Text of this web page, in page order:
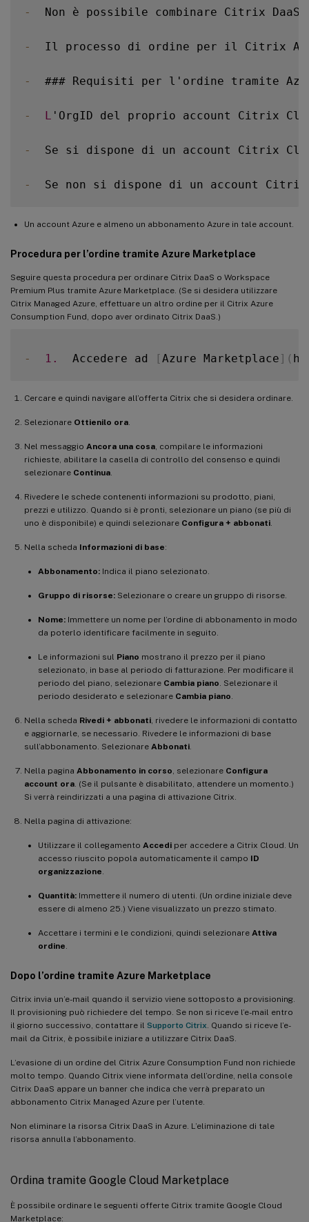
-
Non è possibile combinare Citrix
-
Il processo di ordine per il Citrix
-
### Requisiti per l'ordine tramite
- L 'OrgID del proprio account Citrix
-
Se si dispone di un account Citrix
-
Se non si dispone di un account
Un account Azure e almeno un abbonamento Azure in tale account.
Procedura per l’ordine tramite Azure Marketplace
Seguire questa procedura per ordinare Citrix DaaS o Workspace
Premium Plus tramite Azure Marketplace. (Se si desidera utilizzare
Citrix Managed Azure, effettuare un altro ordine per il Citrix Azure
Consumption Fund, dopo aver ordinato Citrix DaaS.)
- 1.
  Accedere ad
[Azure Marketplace ] (
Cercare e quindi navigare all’offerta Citrix che si desidera ordinare.
Selezionare Ottienilo ora
Nel messaggio Ancora una cosa , compilare le informazioni
richieste, abilitare la casella di controllo del consenso e quindi
selezionare Continua
Rivedere le schede contenenti informazioni su prodotto, piani,
prezzi e utilizzo. Quando si è pronti, selezionare un piano (se più di
uno è disponibile) e quindi selezionare Configura + abbonati
Nella scheda Informazioni di base:
Abbonamento: Indica il piano selezionato.
Gruppo di risorse: Selezionare o creare un gruppo di risorse.
Nome: Immettere un nome per l’ordine di abbonamento in modo
da poterlo identificare facilmente in seguito.
Le informazioni sul Piano mostrano il prezzo per il piano
selezionato, in base al periodo di fatturazione. Per modificare il
periodo del piano, selezionare Cambia piano . Selezionare il
periodo desiderato e selezionare Cambia piano
Nella scheda Rivedi + abbonati , rivedere le informazioni di contatto
e aggiornarle, se necessario. Rivedere le informazioni di base
sull’abbonamento. Selezionare Abbonati
Nella pagina Abbonamento in corso , selezionare Configura
account ora . (Se il pulsante è disabilitato, attendere un momento.)
Si verrà reindirizzati a una pagina di attivazione Citrix.
Nella pagina di attivazione:
Utilizzare il collegamento Accedi per accedere a Citrix Cloud. Un
accesso riuscito popola automaticamente il campo ID
organizzazione
Quantità: Immettere il numero di utenti. (Un ordine iniziale deve
essere di almeno 25.) Viene visualizzato un prezzo stimato.
Accettare i termini e le condizioni, quindi selezionare Attiva
ordine
Dopo l’ordine tramite Azure Marketplace
Citrix invia un’e-mail quando il servizio viene sottoposto a provisioning.
Il provisioning può richiedere del tempo. Se non si riceve l’e-mail entro
il giorno successivo, contattare il Supporto Citrix . Quando si riceve l’e-
mail da Citrix, è possibile iniziare a utilizzare Citrix DaaS.
L’evasione di un ordine del Citrix Azure Consumption Fund non richiede
molto tempo. Quando Citrix viene informata dell’ordine, nella console
Citrix DaaS appare un banner che indica che verrà preparato un
abbonamento Citrix Managed Azure per l’utente.
Non eliminare la risorsa Citrix DaaS in Azure. L’eliminazione di tale
risorsa annulla l’abbonamento.
Ordina tramite Google Cloud Marketplace
È possibile ordinare le seguenti offerte Citrix tramite Google Cloud
Marketplace: